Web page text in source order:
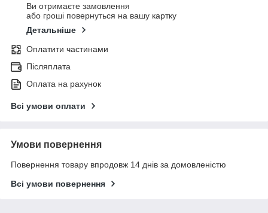
Ви отримаєте замовлення
або гроші повернуться на вашу картку
Детальніше
Оплатити частинами
Післяплата
Оплата на рахунок
Всі умови оплати
Умови повернення
Повернення товару впродовж 14 днів за домовленістю
Всі умови повернення